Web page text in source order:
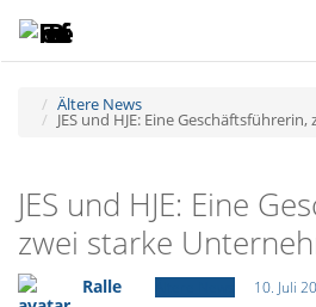
Ältere News
JES und HJE: Eine
JES und HJE: Eine
zwei starke
Ralle 10. Juli